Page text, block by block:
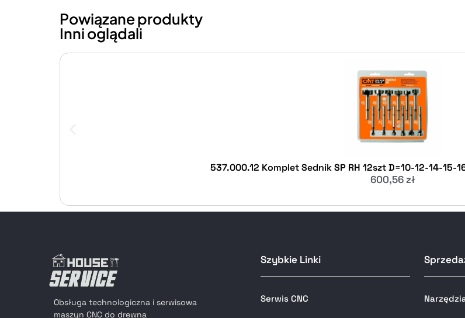
Powiązane produkty
Inni oglądali
537.000.12 Komplet Sednik SP RH 12szt D=10-12-14-
600,56 zł
Obsługa technologiczna i serwisowa
maszyn CNC do drewna
Szybkie Linki
Serwis CNC